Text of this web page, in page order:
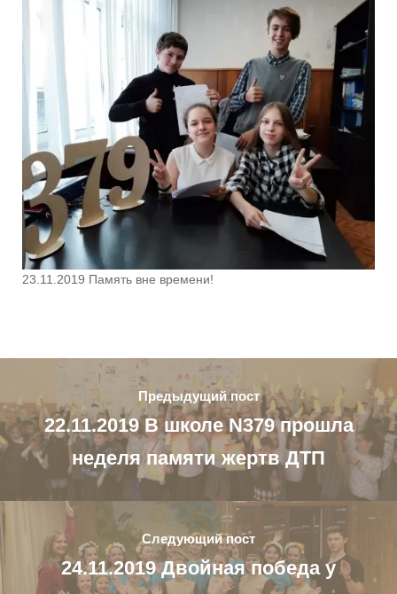
23.11.2019 Память вне времени!
Предыдущий пост
22.11.2019 В школе N379 прошла
неделя памяти жертв ДТП
Следующий пост
24.11.2019 Двойная победа у